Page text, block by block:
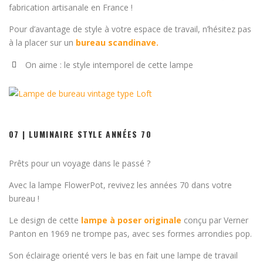
fabrication artisanale en France !
Pour d’avantage de style à votre espace de travail, n’hésitez pas
à la placer sur un bureau scandinave.
On aime : le style intemporel de cette lampe
07 | LUMINAIRE STYLE ANNÉES 70
Prêts pour un voyage dans le passé ?
Avec la lampe FlowerPot, revivez les années 70 dans votre
bureau !
Le design de cette lampe à poser originale conçu par Verner
Panton en 1969 ne trompe pas, avec ses formes arrondies pop.
Son éclairage orienté vers le bas en fait une lampe de travail